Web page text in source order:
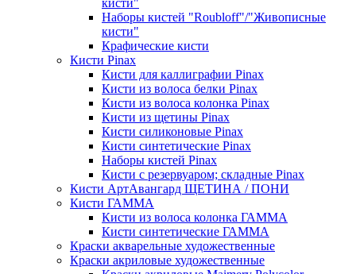
Наборы кистей "Roubloff"/"Живописные
кисти"
Крафические кисти
Кисти Pinax
Кисти для каллиграфии Pinax
Кисти из волоса белки Pinax
Кисти из волоса колонка Pinax
Кисти из щетины Pinax
Кисти силиконовые Pinax
Кисти синтетические Pinax
Наборы кистей Pinax
Кисти с резервуаром; складные Pinax
Кисти АртАвангард ЩЕТИНА / ПОНИ
Кисти ГАММА
Кисти из волоса колонка ГАММА
Кисти синтетические ГАММА
Краски акварельные художественные
Краски акриловые художественные